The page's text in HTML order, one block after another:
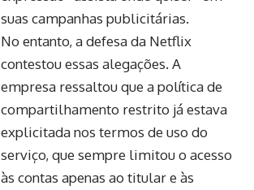
suas campanhas publicitárias.
No entanto, a defesa da Netflix
contestou essas alegações. A
empresa ressaltou que a política de
compartilhamento restrito já estava
explicitada nos termos de uso do
serviço, que sempre limitou o acesso
às contas apenas ao titular e às